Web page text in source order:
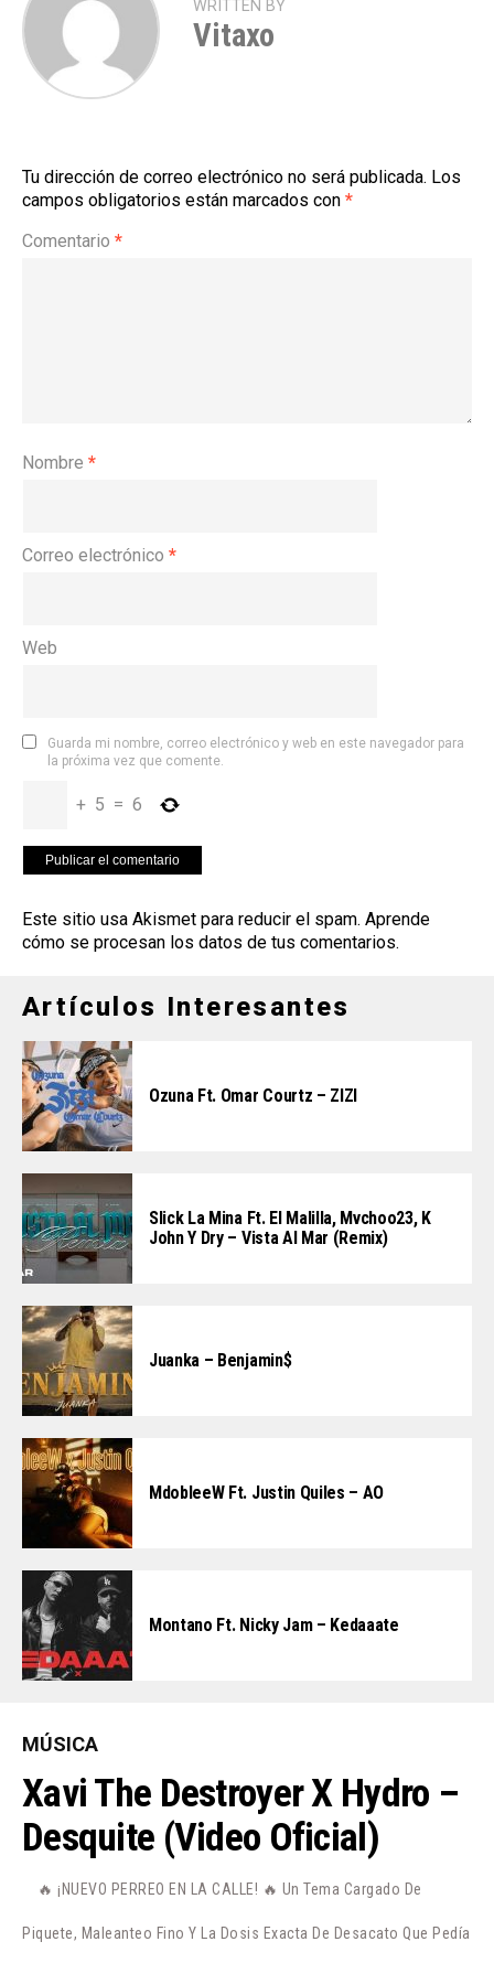
WRITTEN BY
Vitaxo
Tu dirección de correo electrónico no será publicada. Los
campos obligatorios están marcados con *
Comentario *
Nombre *
Correo electrónico *
Web
Guarda mi nombre, correo electrónico y web en este navegador para
la próxima vez que comente.
+ 5 = 6
Este sitio usa Akismet para reducir el spam. Aprende
cómo se procesan los datos de tus comentarios.
Artículos Interesantes
Ozuna Ft. Omar Courtz – ZIZI
Slick La Mina Ft. El Malilla, Mvchoo23, K
John Y Dry – Vista Al Mar (Remix)
Juanka – Benjamin$
MdobleeW Ft. Justin Quiles – AO
Montano Ft. Nicky Jam – Kedaaate
MÚSICA
Xavi The Destroyer X Hydro –
Desquite (Video Oficial)
🔥 ¡NUEVO PERREO EN LA CALLE! 🔥 Un Tema Cargado De
Piquete, Maleanteo Fino Y La Dosis Exacta De Desacato Que Pedía